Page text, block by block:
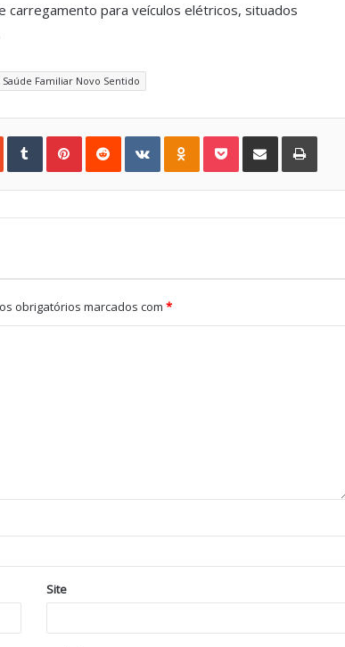
para veículos elétricos, situados
Familiar Novo Sentido
StumbleUpon Tumblr Pinterest Reddit VKontakte Odnoklassniki Pocket Share via Email Print
obrigatórios marcados com *
Site